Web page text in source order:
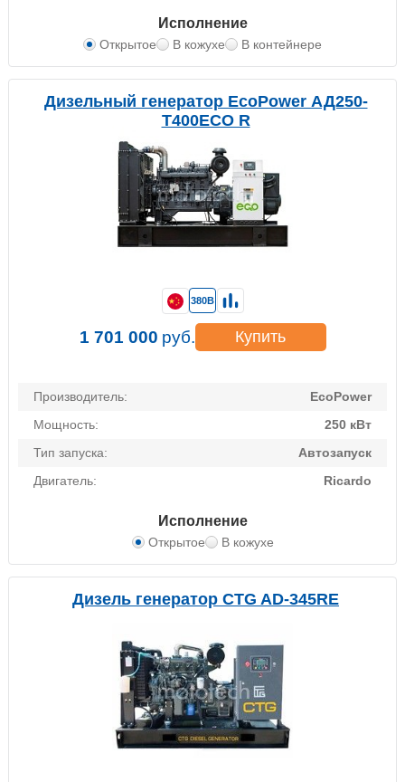
Исполнение
Открытое В кожухе В контейнере
Дизельный генератор EcoPower АД250-
T400ECO R
Производитель:
EcoPower
Мощность:
250 кВт
Тип запуска:
Автозапуск
Двигатель:
Ricardo
Исполнение
Открытое В кожухе
380В
1 701 000 руб. Купить
Дизель генератор CTG AD-345RE